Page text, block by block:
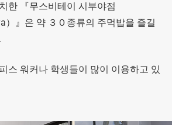
한 『무스비테이 시부야점
）』은 약 ３０종류의 주먹밥을 즐길
스 워커나 학생들이 많이 이용하고 있